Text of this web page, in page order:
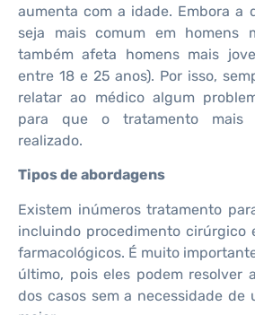
aumenta com a idade. Embora a
seja mais comum em homens
também afeta homens mais
entre 18 e 25 anos). Por isso,
relatar ao médico algum
para que o tratamento mais
realizado.
Tipos de abordagens
Existem inúmeros tratamento
incluindo procedimento cirúrgico
farmacológicos. É muito
último, pois eles podem resolver
dos casos sem a necessidade de